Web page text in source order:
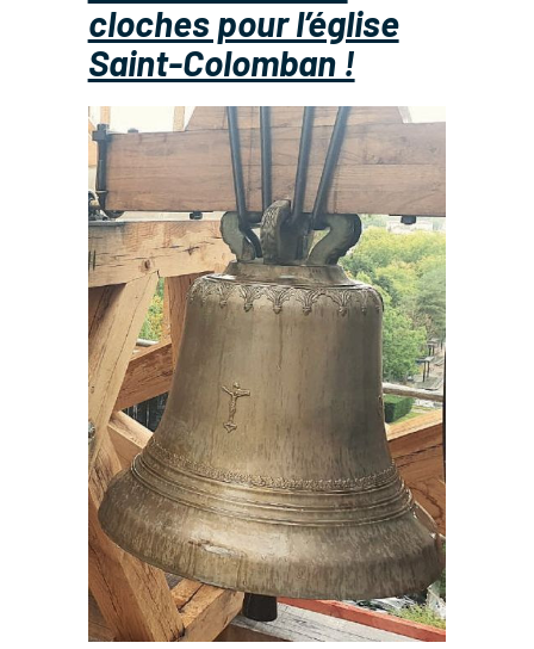
cloches pour l’église
Saint-Colomban !